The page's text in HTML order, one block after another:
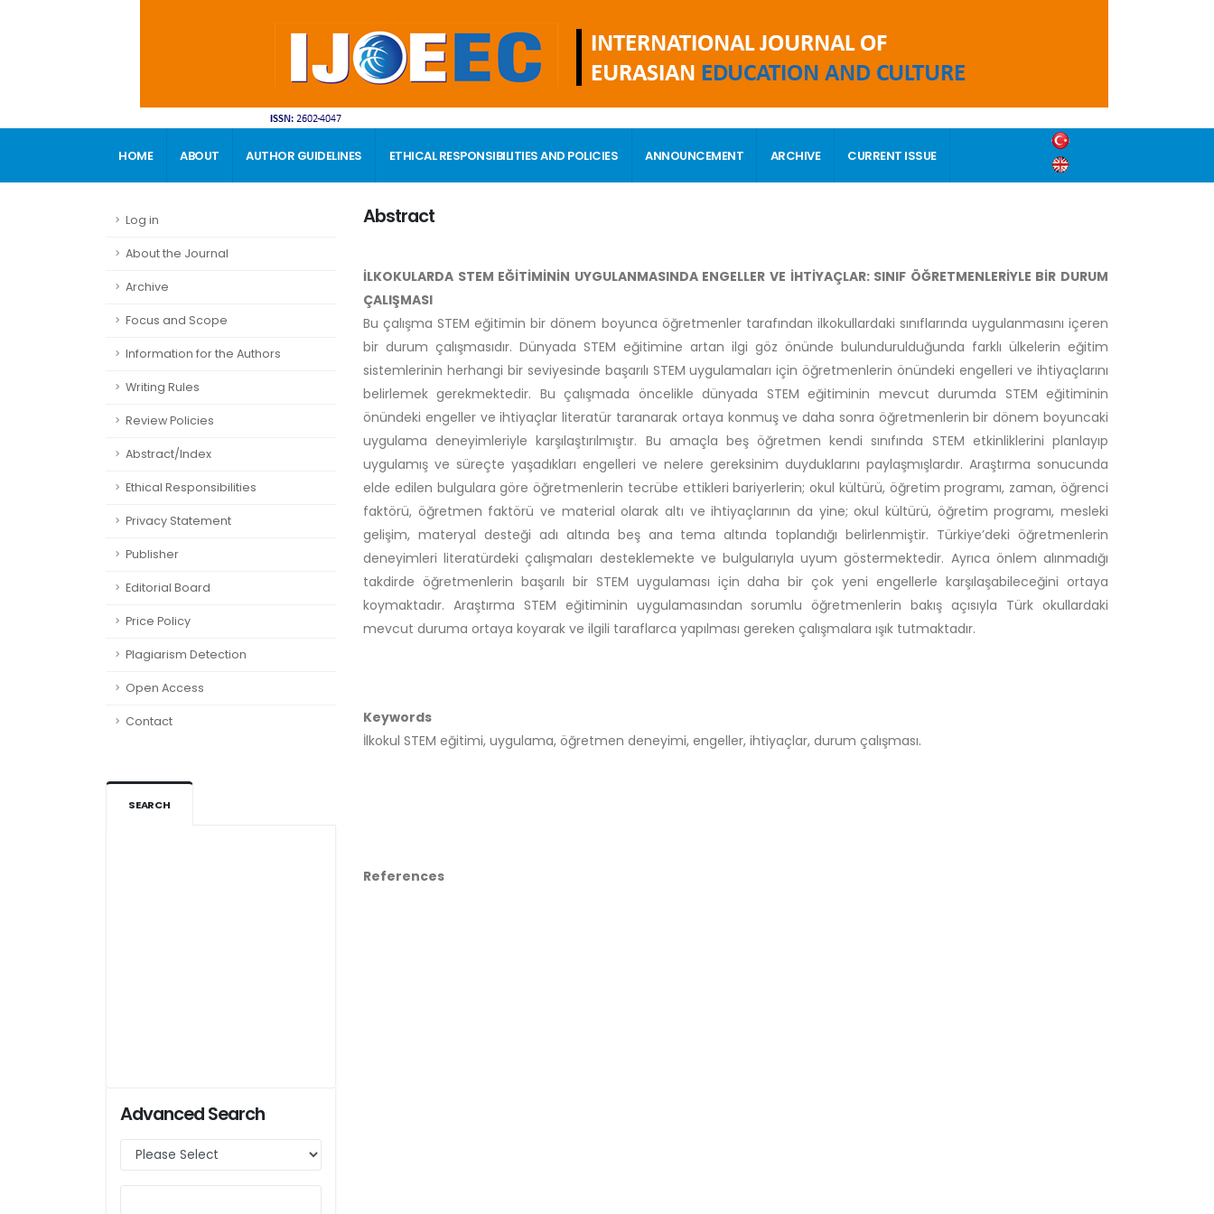
HOME ABOUT AUTHOR GUIDELINES ETHICAL RESPONSIBILITIES AND POLICIES ANNOUNCEMENT ARCHIVE CURRENT ISSUE
Log in
About the Journal
Archive
Focus and Scope
Information for the Authors
Writing Rules
Review Policies
Abstract/Index
Ethical Responsibilities
Privacy Statement
Publisher
Editorial Board
Price Policy
Plagiarism Detection
Open Access
Contact
SEARCH
Advanced Search
Abstract
İLKOKULARDA STEM EĞİTİMİNİN UYGULANMASINDA ENGELLER VE İHTİYAÇLAR: SINIF ÖĞRETMENLERİYLE BİR DURUM
ÇALIŞMASI
Bu çalışma STEM eğitimin bir dönem boyunca öğretmenler tarafından ilkokullardaki sınıflarında uygulanmasını içeren
bir durum çalışmasıdır. Dünyada STEM eğitimine artan ilgi göz önünde bulundurulduğunda farklı ülkelerin eğitim
sistemlerinin herhangi bir seviyesinde başarılı STEM uygulamaları için öğretmenlerin önündeki engelleri ve ihtiyaçlarını
belirlemek gerekmektedir. Bu çalışmada öncelikle dünyada STEM eğitiminin mevcut durumda STEM eğitiminin
önündeki engeller ve ihtiyaçlar literatür taranarak ortaya konmuş ve daha sonra öğretmenlerin bir dönem boyuncaki
uygulama deneyimleriyle karşılaştırılmıştır. Bu amaçla beş öğretmen kendi sınıfında STEM etkinliklerini planlayıp
uygulamış ve süreçte yaşadıkları engelleri ve nelere gereksinim duyduklarını paylaşmışlardır. Araştırma sonucunda
elde edilen bulgulara göre öğretmenlerin tecrübe ettikleri bariyerlerin; okul kültürü, öğretim programı, zaman, öğrenci
faktörü, öğretmen faktörü ve material olarak altı ve ihtiyaçlarının da yine; okul kültürü, öğretim programı, mesleki
gelişim, materyal desteği adı altında beş ana tema altında toplandığı belirlenmiştir. Türkiye’deki öğretmenlerin
deneyimleri literatürdeki çalışmaları desteklemekte ve bulgularıyla uyum göstermektedir. Ayrıca önlem alınmadığı
takdirde öğretmenlerin başarılı bir STEM uygulaması için daha bir çok yeni engellerle karşılaşabileceğini ortaya
koymaktadır. Araştırma STEM eğitiminin uygulamasından sorumlu öğretmenlerin bakış açısıyla Türk okullardaki
mevcut duruma ortaya koyarak ve ilgili taraflarca yapılması gereken çalışmalara ışık tutmaktadır.
Keywords
İlkokul STEM eğitimi, uygulama, öğretmen deneyimi, engeller, ihtiyaçlar, durum çalışması.
References